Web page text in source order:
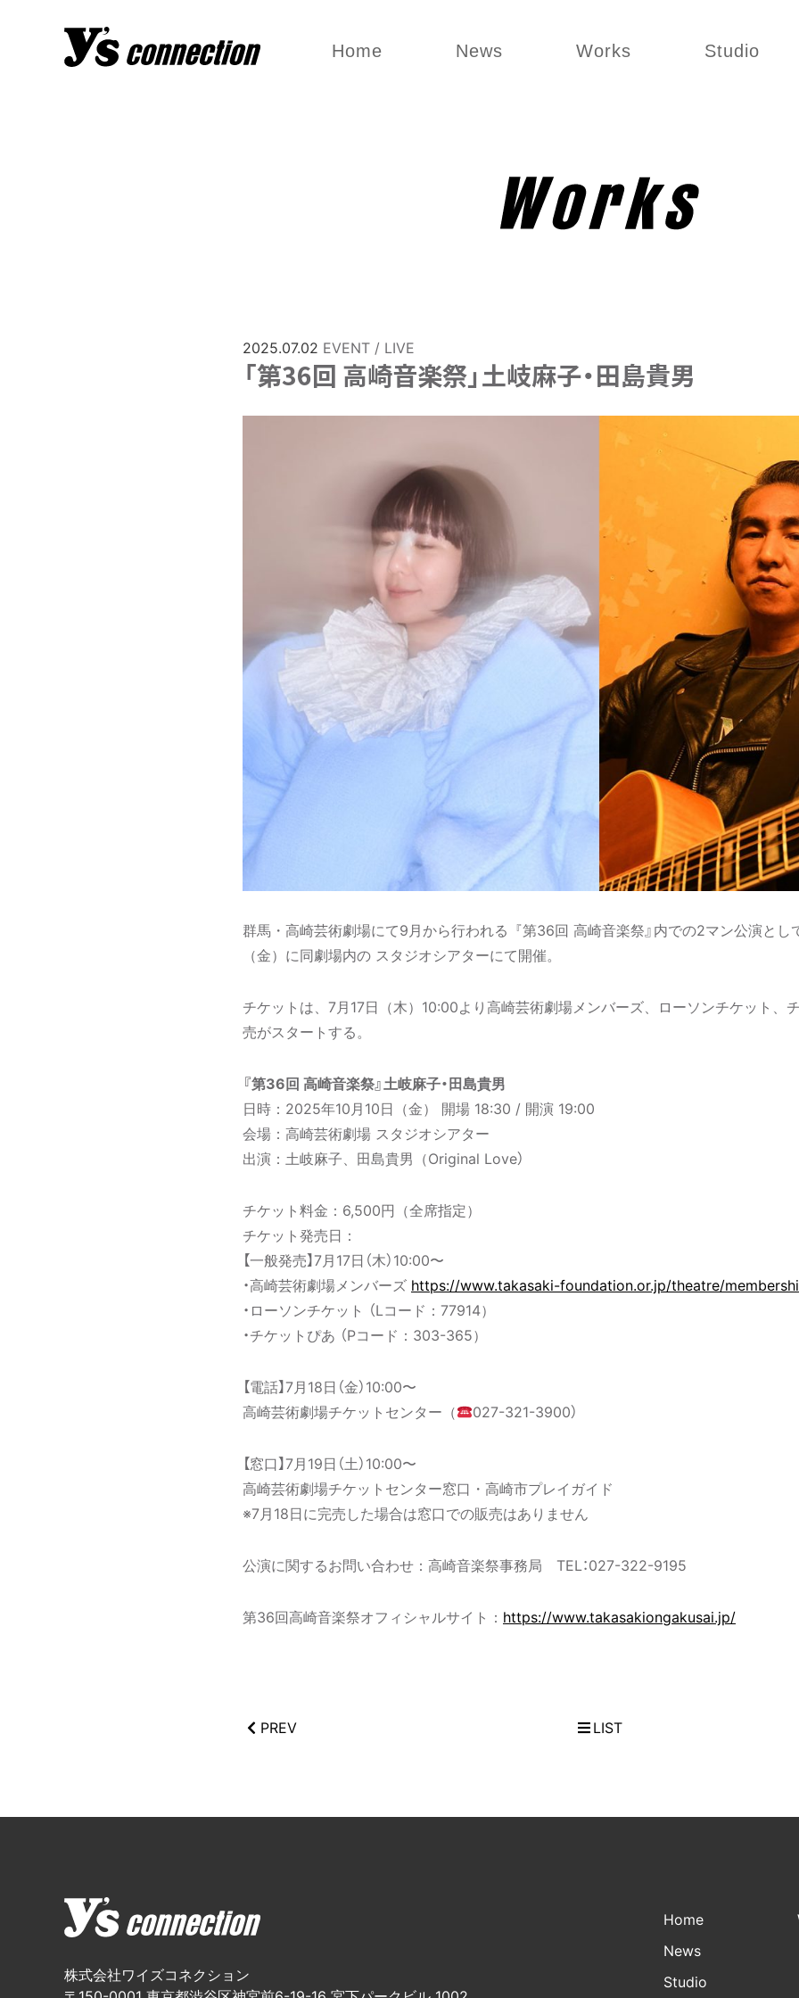
Home News Works Studio
2025.07.02 EVENT / LIVE
「第36回 高崎音楽祭」土岐麻子・田島貴男
群馬・高崎芸術劇場にて9月から行われる『第36回 高崎音楽祭』内での2マン公演とし
（金）に同劇場内の スタジオシアターにて開催。
チケットは、7月17日（木）10:00より高崎芸術劇場メンバーズ、ローソンチケット、
売がスタートする。
『第36回 高崎音楽祭』土岐麻子・田島貴男
日時：2025年10月10日（金） 開場 18:30 / 開演 19:00
会場：高崎芸術劇場 スタジオシアター
出演：土岐麻子、田島貴男（Original Love）
チケット料金：6,500円（全席指定）
チケット発売日：
【一般発売】7月17日（木）10:00〜
・高崎芸術劇場メンバーズ https://www.takasaki-foundation.or.jp/theatre/
・ローソンチケット （Lコード：77914）
・チケットぴあ （Pコード：303-365）
【電話】7月18日（金）10:00〜
高崎芸術劇場チケットセンター（
027-321-3900）
【窓口】7月19日（土）10:00〜
高崎芸術劇場チケットセンター窓口・高崎市プレイガイド
※7月18日に完売した場合は窓口での販売はありません
公演に関するお問い合わせ：高崎音楽祭事務局 TEL：027-322-9195
第36回高崎音楽祭オフィシャルサイト： https://www.takasakiongakusai.jp/
PREV LIST
株式会社ワイズコネクション
Home
News
Studio